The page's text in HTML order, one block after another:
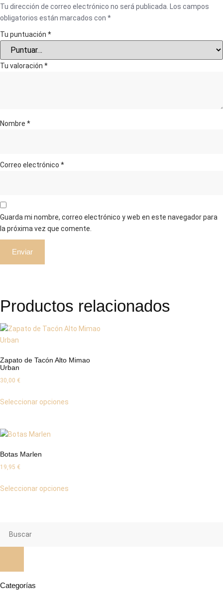
Tu dirección de correo electrónico no será publicada.
Los campos
obligatorios están marcados con *
Tu puntuación *
Tu valoración *
Nombre *
Correo electrónico *
Guarda mi nombre, correo electrónico y web en este navegador para
la próxima vez que comente.
Productos relacionados
Zapato de Tacón Alto Mimao
Urban
30,00 €
Seleccionar opciones
Botas Marlen
19,95 €
Seleccionar opciones
Categorías